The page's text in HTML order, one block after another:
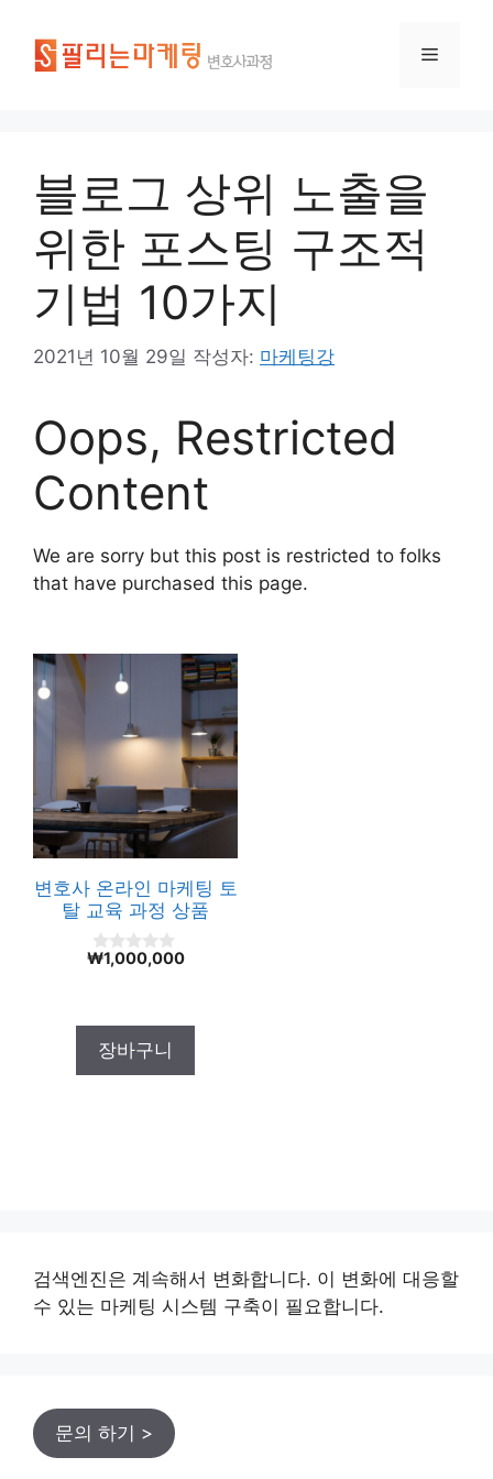
블로그 상위 노출을
위한 포스팅 구조적
기법 10가지
2021년 10월 29일 작성자: 마케팅강
Oops, Restricted
Content
We are sorry but this post is restricted to folks
that have purchased this page.
변호사 온라인 마케팅 토
탈 교육 과정 상품
0
o
5
₩1,000,000
장바구니
검색엔진은 계속해서 변화합니다. 이 변화에 대응할
수 있는 마케팅 시스템 구축이 필요합니다.
문의 하기 >